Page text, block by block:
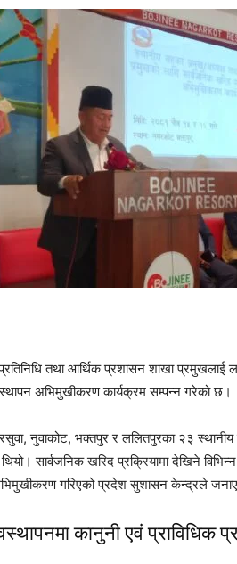
तथा आर्थिक प्रशासन शाखा प्रमुखलाई
अभिमुखीकरण कार्यक्रम सम्पन्न गरेको छ।
रसुवा, नुवाकोट, भक्तपुर र ललितपुरका २३
सार्वजनिक खरिद प्रक्रियामा देखिने
अभिमुखीकरण गरिएको प्रदेश सुशासन केन्द्रले
कानुनी एवं प्राविधिक